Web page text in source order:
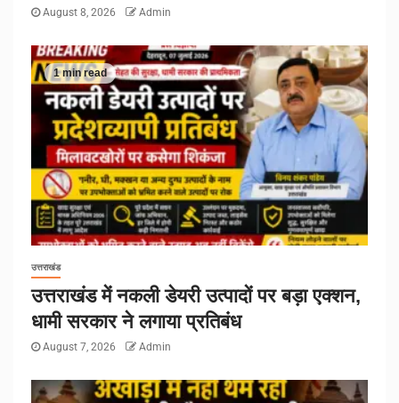
August 8, 2026 Admin
1 min read
उत्तराखंड
उत्तराखंड में नकली डेयरी उत्पादों पर बड़ा एक्शन,
धामी सरकार ने लगाया प्रतिबंध
August 7, 2026 Admin